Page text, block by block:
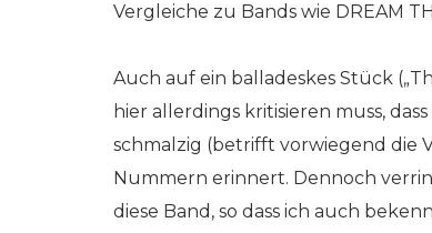
Vergleiche zu Bands wie DREAM
Auch auf ein balladeskes Stück
hier allerdings kritisieren muss,
schmalzig (betrifft vorwiegend die
Nummern erinnert. Dennoch
diese Band, so dass ich auch